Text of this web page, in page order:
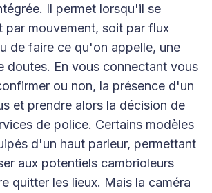
Il permet lorsqu'il se
par mouvement, soit par flux
de faire ce qu'on appelle, une
doutes. En vous connectant vous
ou non, la présence d'un
et prendre alors la décision de
de police. Certains modèles
d'un haut parleur, permettant
aux potentiels cambrioleurs
quitter les lieux. Mais la caméra